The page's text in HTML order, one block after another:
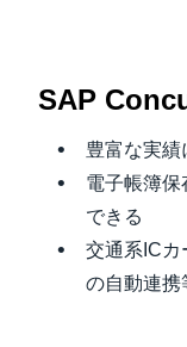
SAP
豊富な実績
電子帳簿保
できる
交通系ICカ
の自動連携